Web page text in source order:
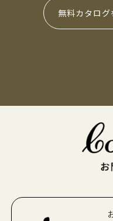
無料カタログ